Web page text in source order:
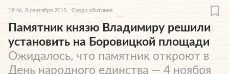
19:46, 8 сентября 2015 Среда обитания
Памятник князю Владимиру решили
установить на Боровицкой площади
Ожидалось, что памятник откроют в
День народного единства — 4 ноября